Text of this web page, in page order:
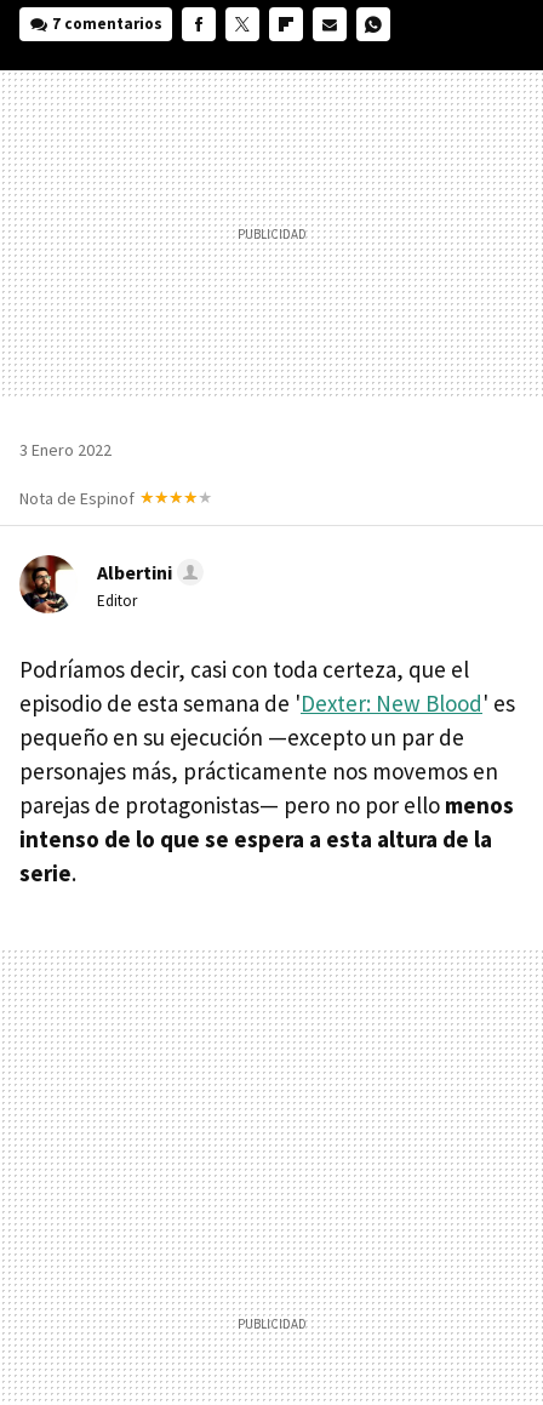
7 comentarios
MAIL
3 Enero 2022
Nota de Espinof
Albertini
Editor
Podríamos decir, casi con toda certeza, que el
episodio de esta semana de 'Dexter: New Blood' es
pequeño en su ejecución —excepto un par de
personajes más, prácticamente nos movemos en
parejas de protagonistas— pero no por ello menos
intenso de lo que se espera a esta altura de la
serie.